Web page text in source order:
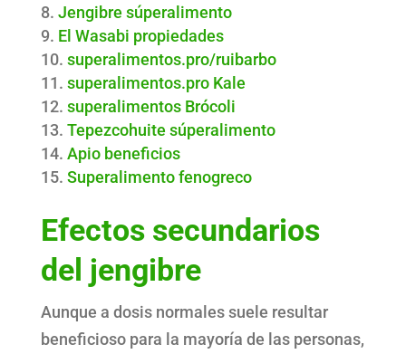
Jengibre súperalimento
El Wasabi propiedades
superalimentos.pro/ruibarbo
superalimentos.pro Kale
superalimentos Brócoli
Tepezcohuite súperalimento
Apio beneficios
Superalimento fenogreco
Efectos secundarios
del jengibre
Aunque a dosis normales suele resultar
beneficioso para la mayoría de las personas,